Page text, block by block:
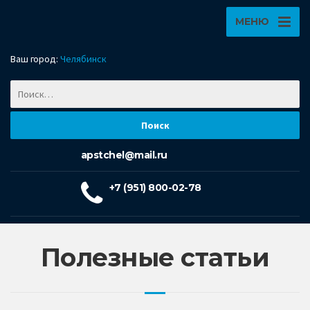
Ваш город: Челябинск
МЕНЮ
apstchel@mail.ru
+7 (951) 800-02-78
Полезные статьи